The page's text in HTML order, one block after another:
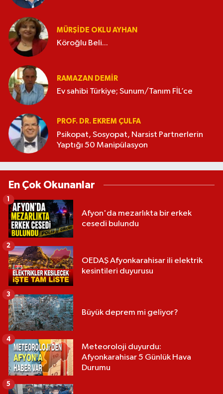
MÜRŞIDE OKLU AYHAN
Köroğlu Beli...
RAMAZAN DEMİR
Ev sahibi Türkiye; Sunum/Tanım FİL’ce
PROF. DR. EKREM ÇULFA
Psikopat, Sosyopat, Narsist Partnerlerin
Yaptığı 50 Manipülasyon
En Çok Okunanlar
Afyon'da mezarlıkta bir erkek
cesedi bulundu
1
OEDAŞ Afyonkarahisar ili elektrik
kesintileri duyurusu
2
Büyük deprem mi geliyor?
3
Meteoroloji duyurdu:
Afyonkarahisar 5 Günlük Hava
Durumu
4
5